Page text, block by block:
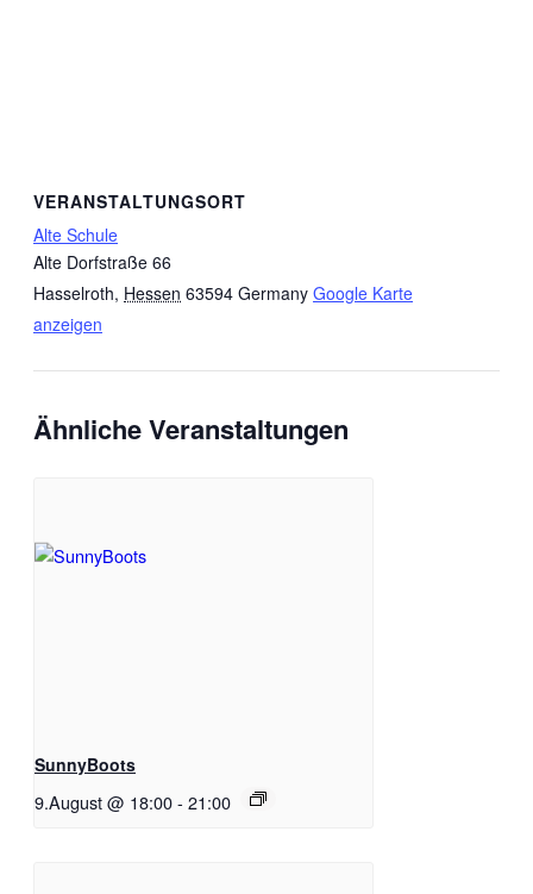
VERANSTALTUNGSORT
Alte Schule
Alte Dorfstraße 66
Hasselroth, Hessen 63594 Germany Google Karte
anzeigen
Ähnliche Veranstaltungen
SunnyBoots
9.August @ 18:00- 21:00